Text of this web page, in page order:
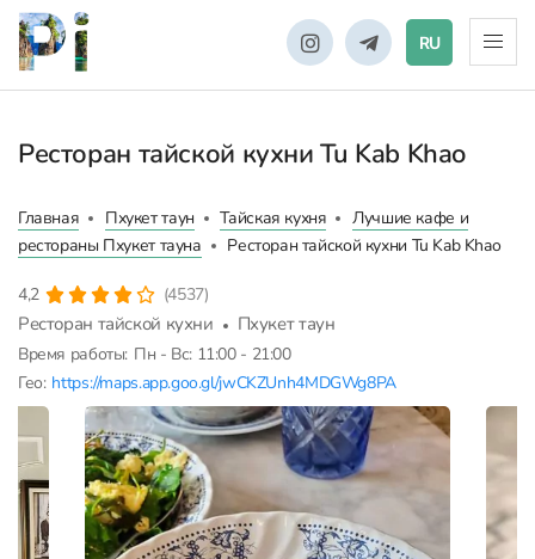
RU
Ресторан тайской кухни Tu Kab Khao
Главная Пхукет таун Тайская кухня
Лучшие кафе и
рестораны Пхукет тауна
Ресторан тайской кухни Tu Kab Khao
4,2 (4537)
Ресторан тайской кухни Пхукет таун
Время работы: Пн - Вс: 11:00 - 21:00
Гео: https://maps.app.goo.gl/jwCKZUnh4MDGWg8PA